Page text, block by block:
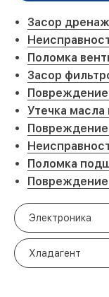
Засор
Поломка
Засор
Повреждение
Утечка
Поломка
Повреждение
Электроника
Хладагент